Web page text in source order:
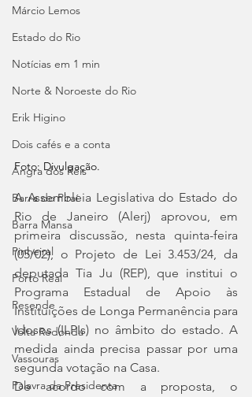
Márcio Lemos
Estado do Rio
Notícias em 1 min
Norte & Noroeste do Rio
Erik Higino
Dois cafés e a conta
Angra dos Reis
Barra do Piraí
Barra Mansa
Pinheiral
Porto Real
Resende
Volta Redonda
Vassouras
Palavra da Presidenta
Foto: Divulgação.
A Assembleia Legislativa do Estado do
Rio de Janeiro (Alerj) aprovou, em
primeira discussão, nesta quinta-feira
(05/02), o Projeto de Lei 3.453/24, da
deputada Tia Ju (REP), que institui o
Programa Estadual de Apoio às
Instituições de Longa Permanência para
Idosos (ILPIs) no âmbito do estado. A
medida ainda precisa passar por uma
segunda votação na Casa.
De acordo com a proposta, o